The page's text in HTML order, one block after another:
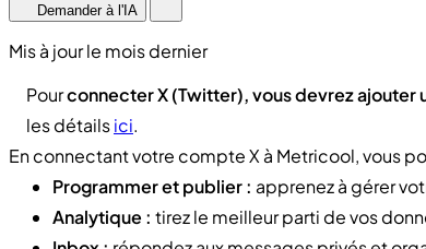
Demander à l'IA
Mis à jour le mois dernier
Pourconnecter X (Twitter), vous devrez
les détailsici.
En connectant votre compte X à Metricool, vous
Programmer et publier : apprenez à gérer
Analytique : tirez le meilleur parti de vos